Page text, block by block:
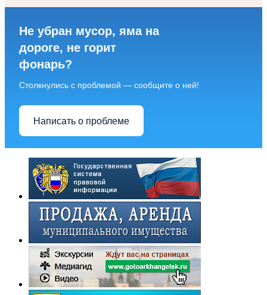
Не убран мусор, яма на
дороге, не горит
фонарь?
Столкнулись с проблемой — сообщите о ней!
Написать о проблеме